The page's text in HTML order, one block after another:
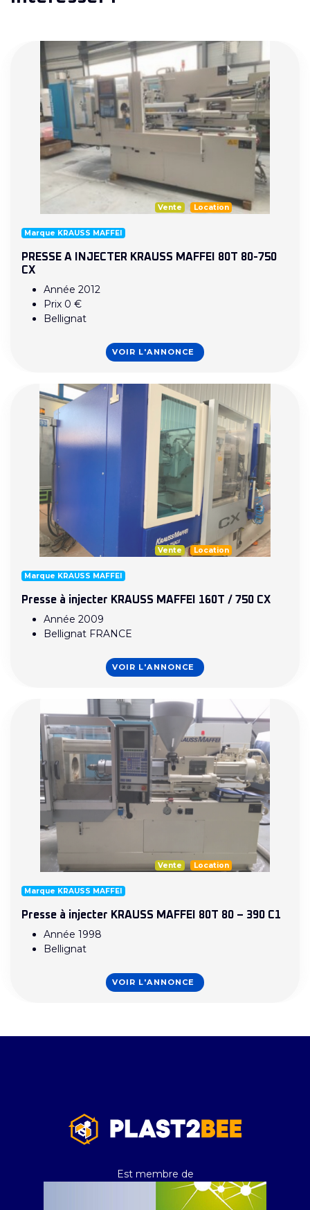
Vente Location
Marque KRAUSS MAFFEI
PRESSE A INJECTER KRAUSS MAFFEI 80T 80-750
CX
Année 2012
Prix 0 €
Bellignat
VOIR L'ANNONCE
Vente Location
Marque KRAUSS MAFFEI
Presse à injecter KRAUSS MAFFEI 160T / 750 CX
Année 2009
Bellignat FRANCE
VOIR L'ANNONCE
Vente Location
Marque KRAUSS MAFFEI
Presse à injecter KRAUSS MAFFEI 80T 80 – 390 C1
Année 1998
Bellignat
VOIR L'ANNONCE
Est membre de